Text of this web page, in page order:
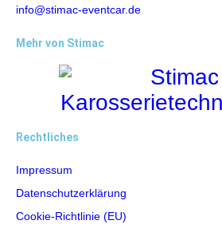
info@stimac-eventcar.de
Mehr von Stimac
Rechtliches
Impressum
Datenschutzerklärung
Cookie-Richtlinie (EU)